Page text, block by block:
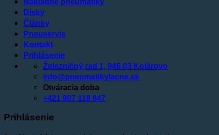
Disky
Články
Pneuservis
Kontakt
Prihlásenie
Železničný rad 1, 946 03 Kolárovo
info@pneumatikylacne.sk
Otváracia doba
+421 907 118 847
Prihlásenie